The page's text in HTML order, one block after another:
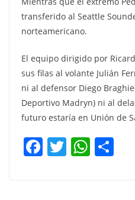
transferido al Seattle
norteamericano.
El equipo dirigido por
sus filas al volante Julián
ni al defensor Diego
Deportivo Madryn) ni al
futuro estaría en Unión de
F
a
T
w
W
h